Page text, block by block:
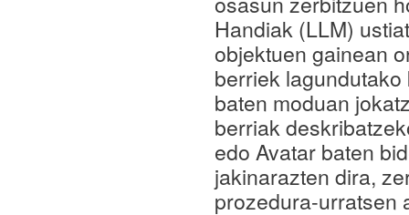
Handiak (LLM)
objektuen gainean
berriek
baten moduan
berriak
edo Avatar baten
jakinarazten dira,
prozedura-urratsen